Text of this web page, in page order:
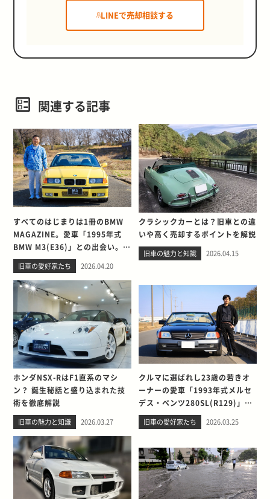
LINEで売却相談する
関連する記事
すべてのはじまりは1冊のBMW
MAGAZINE。愛車「1995年式
BMW M3(E36)」との出会い。そ
して別れを考える
旧車の愛好家たち 2026.04.20
クラシックカーとは？旧車との違
いや高く売却するポイントを解説
旧車の魅力と知識 2026.04.15
ホンダNSX-RはF1直系のマシ
ン？ 誕生秘話と盛り込まれた技
術を徹底解説
旧車の魅力と知識 2026.03.27
クルマに選ばれし23歳の若きオ
ーナーの愛車「1993年式メルセ
デス・ベンツ280SL(R129)」と
の出会い。そして別れを考える
旧車の愛好家たち 2026.03.25